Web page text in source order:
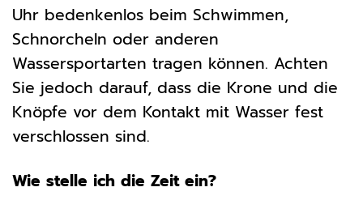
Uhr bedenkenlos beim Schwimmen,
Schnorcheln oder anderen
Wassersportarten tragen können. Achten
Sie jedoch darauf, dass die Krone und die
Knöpfe vor dem Kontakt mit Wasser fest
verschlossen sind.
Wie stelle ich die Zeit ein?